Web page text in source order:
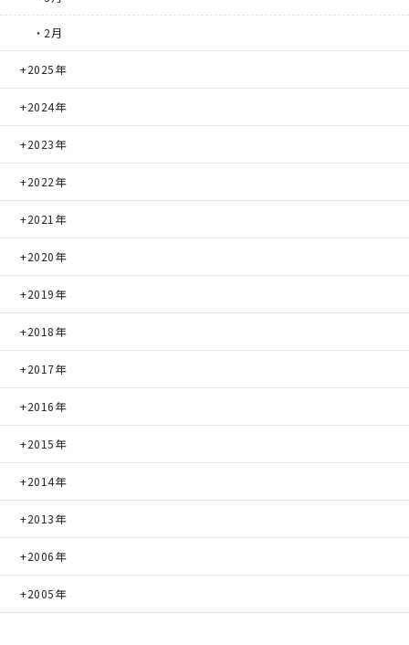
頑丈で長持ちの外壁
2030年の省エネ基準住宅
100年点検住宅
快適な室内環境へのこだわり
生涯続く安心のアフターフォロー
ラインナップ
最響の家
Groovin’
nattoku住宅25周年記念モデル
Blue Style
キママプラス
・2月
2025年
2024年
2023年
2022年
2021年
2020年
2019年
2018年
2017年
2016年
2015年
2014年
2013年
2006年
2005年